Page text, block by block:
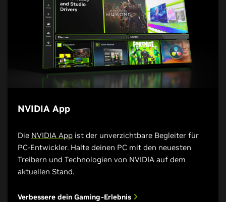
NVIDIA App
Die NVIDIA App ist der unverzichtbare Begleiter für
PC-Entwickler. Halte deinen PC mit den neuesten
Treibern und Technologien von NVIDIA auf dem
aktuellen Stand.
Verbessere dein Gaming-Erlebnis